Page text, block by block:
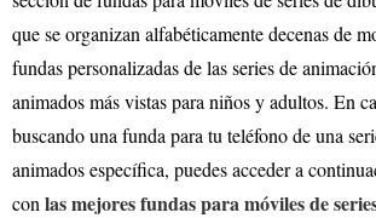
que se organizan alfabéticamente decenas de
fundas personalizadas de las series de
animados más vistas para niños y adultos. En
buscando una funda para tu teléfono de una
animados específica, puedes acceder a
con las mejores fundas para móviles de